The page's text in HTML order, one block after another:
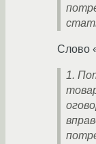
Слово
1.